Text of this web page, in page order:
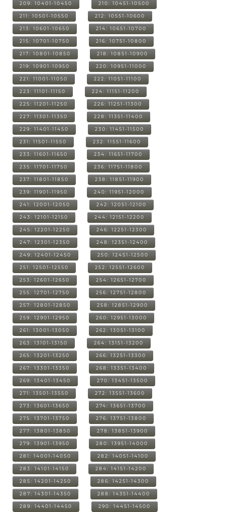
209: 10401-10450 210: 10451-10500
211: 10501-10550 212: 10551-10600
213: 10601-10650 214: 10651-10700
215: 10701-10750 216: 10751-10800
217: 10801-10850 218: 10851-10900
219: 10901-10950 220: 10951-11000
221: 11001-11050 222: 11051-11100
223: 11101-11150 224: 11151-11200
225: 11201-11250 226: 11251-11300
227: 11301-11350 228: 11351-11400
229: 11401-11450 230: 11451-11500
231: 11501-11550 232: 11551-11600
233: 11601-11650 234: 11651-11700
235: 11701-11750 236: 11751-11800
237: 11801-11850 238: 11851-11900
239: 11901-11950 240: 11951-12000
241: 12001-12050 242: 12051-12100
243: 12101-12150 244: 12151-12200
245: 12201-12250 246: 12251-12300
247: 12301-12350 248: 12351-12400
249: 12401-12450 250: 12451-12500
251: 12501-12550 252: 12551-12600
253: 12601-12650 254: 12651-12700
255: 12701-12750 256: 12751-12800
257: 12801-12850 258: 12851-12900
259: 12901-12950 260: 12951-13000
261: 13001-13050 262: 13051-13100
263: 13101-13150 264: 13151-13200
265: 13201-13250 266: 13251-13300
267: 13301-13350 268: 13351-13400
269: 13401-13450 270: 13451-13500
271: 13501-13550 272: 13551-13600
273: 13601-13650 274: 13651-13700
275: 13701-13750 276: 13751-13800
277: 13801-13850 278: 13851-13900
279: 13901-13950 280: 13951-14000
281: 14001-14050 282: 14051-14100
283: 14101-14150 284: 14151-14200
285: 14201-14250 286: 14251-14300
287: 14301-14350 288: 14351-14400
289: 14401-14450 290: 14451-14500